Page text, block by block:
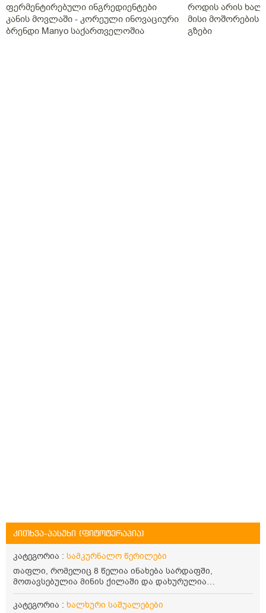
ფერმენტირებული ინგრედიენტები
კანის მოვლაში - კორეული ინოვაციური
ბრენდი Manyo საქართველოშია
როდის არის
მისი მოშორების
გზები
კითხვა-პასუხი (ფიტოტერაპია)
კატეგორია : სამკურნალო წერილები
თაფლი, რომელიც 8 წელია ინახება სარდაფში,
მოთავსებულია მინის ქილაში და დახურულია
პლასტმასის სახურავით. ექნება თუ არა შენარჩუნებული
სასარგებლო თვისებები და შეიძლება თუ არა მისი
კატეგორია : ხალხური საშუალებები